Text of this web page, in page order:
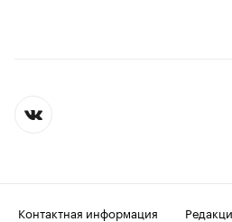
Контактная информация